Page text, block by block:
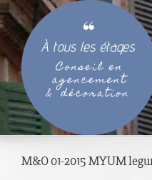
Passer
au
contenu
M&O 01-2015 MYUM